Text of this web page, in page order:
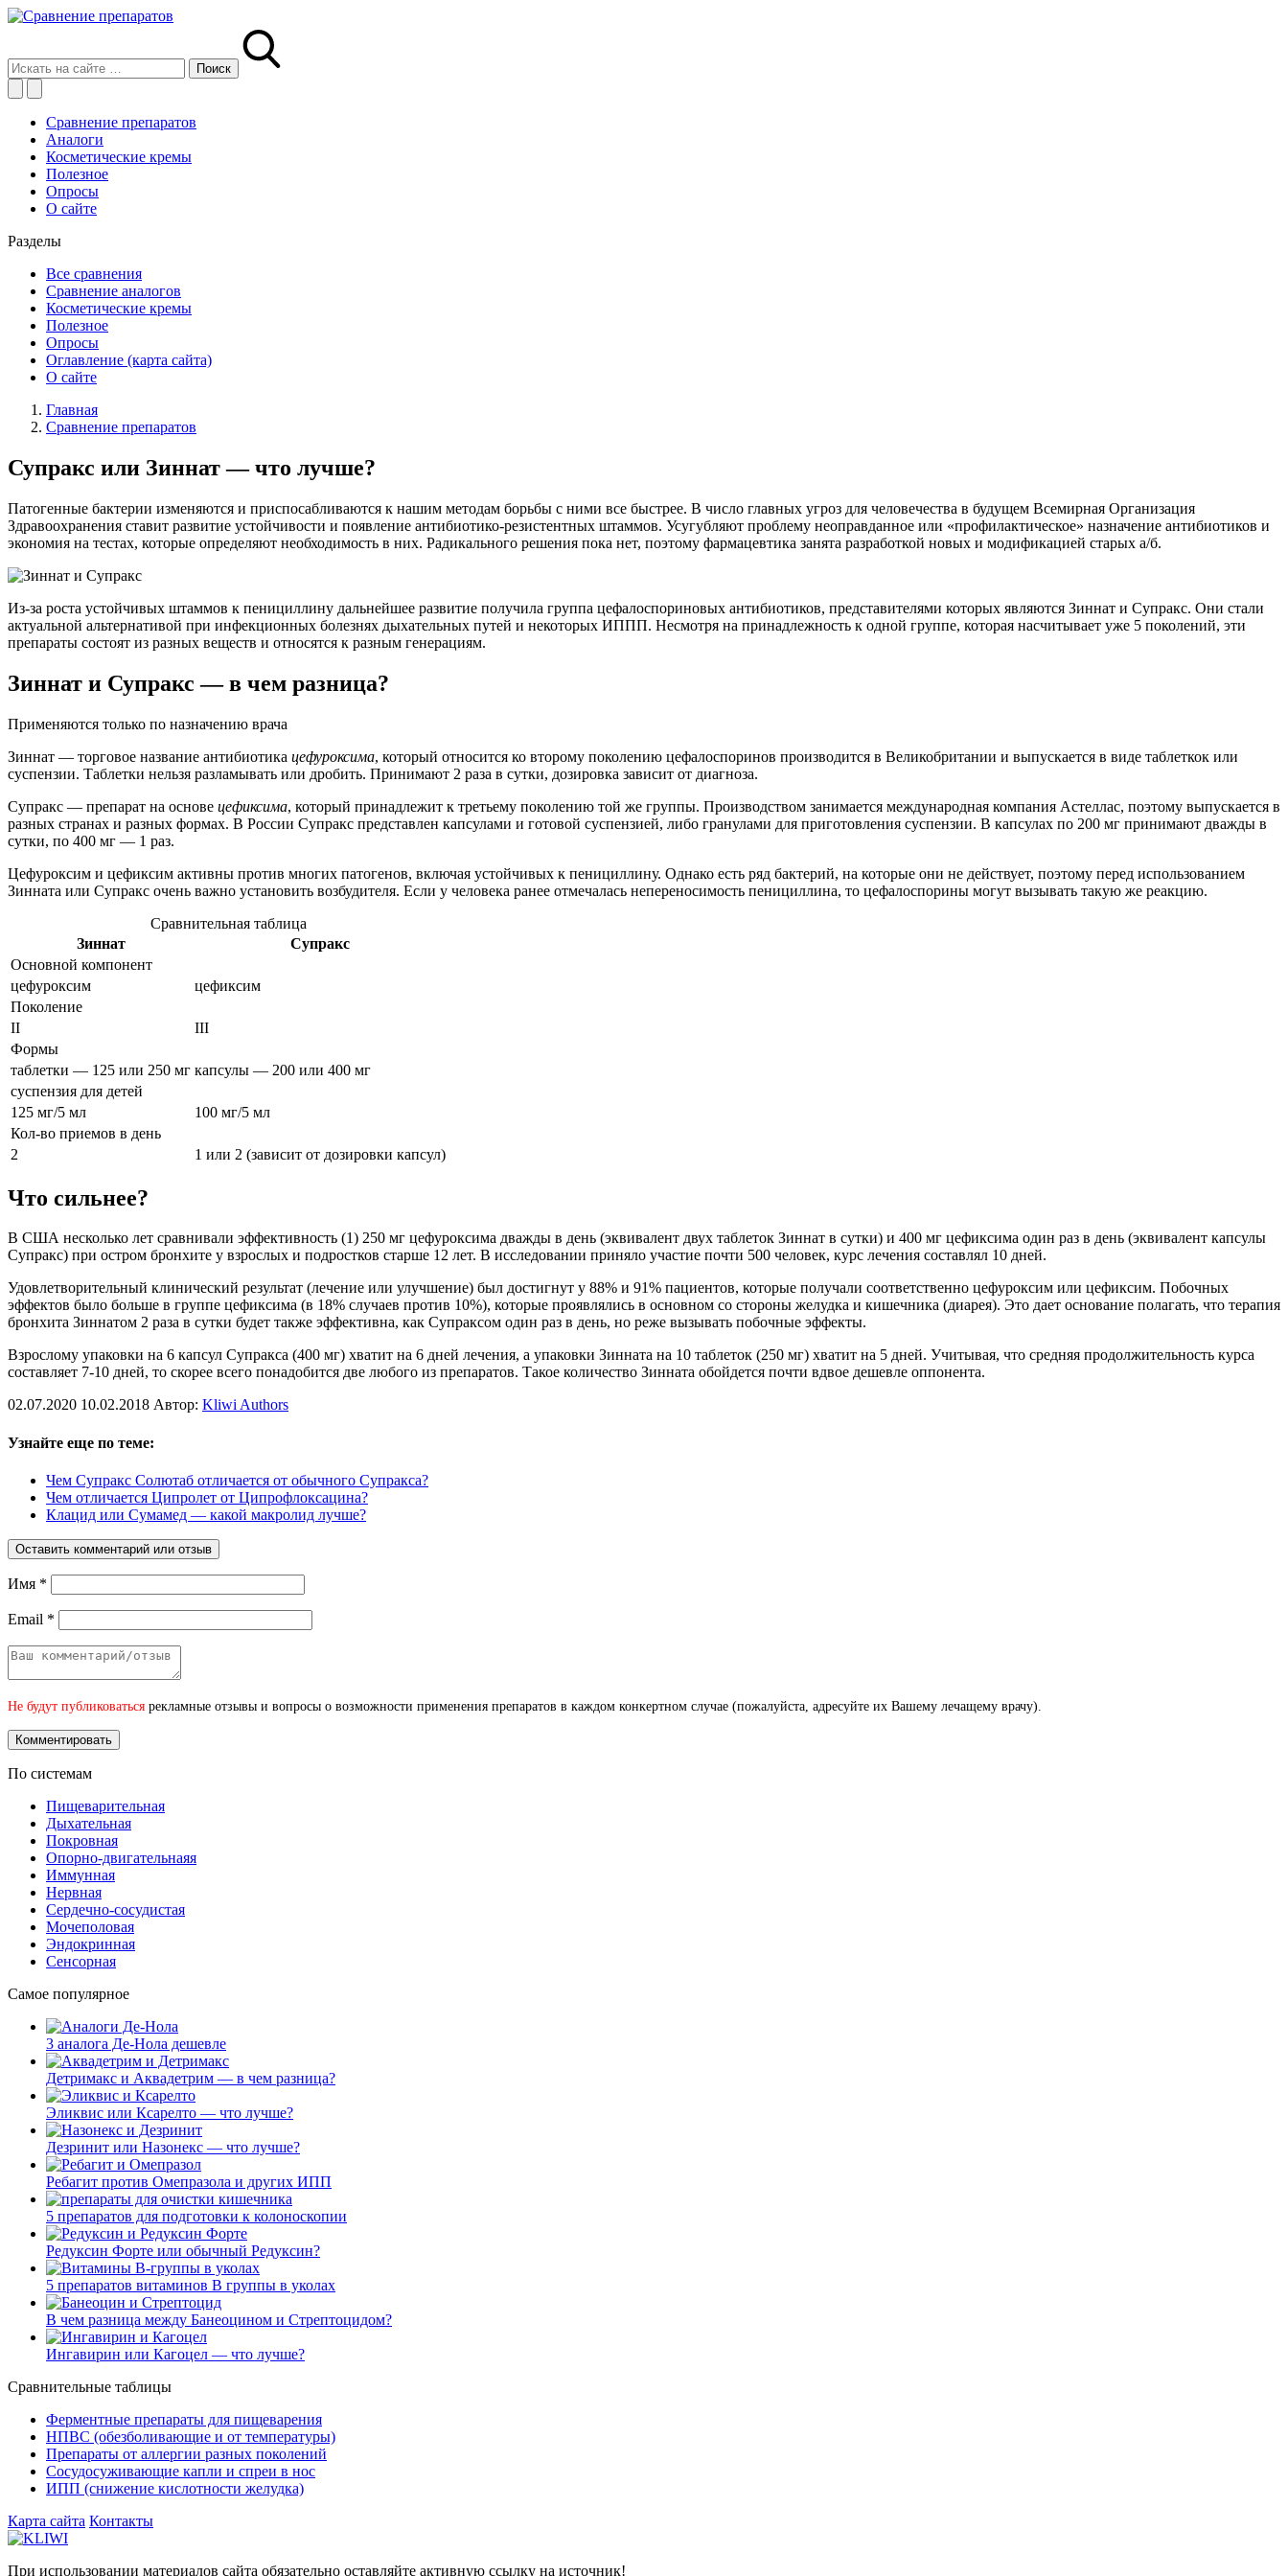
Сравнение препаратов
Аналоги
Косметические кремы
Полезное
Опросы
О сайте
Разделы
Все сравнения
Сравнение аналогов
Косметические кремы
Полезное
Опросы
Оглавление (карта сайта)
О сайте
Главная
Сравнение препаратов
Супракс или Зиннат — что лучше?
Патогенные бактерии изменяются и приспосабливаются к нашим методам борьбы с ними все быстрее. В число главных угроз для человечества в будущем Всемирная Организация
Здравоохранения ставит развитие устойчивости и появление антибиотико-резистентных штаммов. Усугубляют проблему неоправданное или «профилактическое» назначение антибиотиков и
экономия на тестах, которые определяют необходимость в них. Радикального решения пока нет, поэтому фармацевтика занята разработкой новых и модификацией старых а/б.
Из-за роста устойчивых штаммов к пенициллину дальнейшее развитие получила группа цефалоспориновых антибиотиков, представителями которых являются Зиннат и Супракс. Они стали
актуальной альтернативой при инфекционных болезнях дыхательных путей и некоторых ИППП. Несмотря на принадлежность к одной группе, которая насчитывает уже 5 поколений, эти
препараты состоят из разных веществ и относятся к разным генерациям.
Зиннат и Супракс — в чем разница?
Применяются только по назначению врача
Зиннат — торговое название антибиотика цефуроксима, который относится ко второму поколению цефалоспоринов производится в Великобритании и выпускается в виде таблеткок или
суспензии. Таблетки нельзя разламывать или дробить. Принимают 2 раза в сутки, дозировка зависит от диагноза.
Супракс — препарат на основе цефиксима, который принадлежит к третьему поколению той же группы. Производством занимается международная компания Астеллас, поэтому выпускается в
разных странах и разных формах. В России Супракс представлен капсулами и готовой суспензией, либо гранулами для приготовления суспензии. В капсулах по 200 мг принимают дважды в
сутки, по 400 мг — 1 раз.
Цефуроксим и цефиксим активны против многих патогенов, включая устойчивых к пенициллину. Однако есть ряд бактерий, на которые они не действует, поэтому перед использованием
Зинната или Супракс очень важно установить возбудителя. Если у человека ранее отмечалась непереносимость пенициллина, то цефалоспорины могут вызывать такую же реакцию.
Сравнительная таблица
Зиннат
Супракс
Основной компонент
цефуроксим
цефиксим
Поколение
II
III
Формы
таблетки — 125 или 250 мг капсулы — 200 или 400 мг
суспензия для детей
125 мг/5 мл
100 мг/5 мл
Кол-во приемов в день
2
1 или 2 (зависит от дозировки капсул)
Что сильнее?
В США несколько лет сравнивали эффективность (1) 250 мг цефуроксима дважды в день (эквивалент двух таблеток Зиннат в сутки) и 400 мг цефиксима один раз в день (эквивалент капсулы
Супракс) при остром бронхите у взрослых и подростков старше 12 лет. В исследовании приняло участие почти 500 человек, курс лечения составлял 10 дней.
Удовлетворительный клинический результат (лечение или улучшение) был достигнут у 88% и 91% пациентов, которые получали соответственно цефуроксим или цефиксим. Побочных
эффектов было больше в группе цефиксима (в 18% случаев против 10%), которые проявлялись в основном со стороны желудка и кишечника (диарея). Это дает основание полагать, что терапия
бронхита Зиннатом 2 раза в сутки будет также эффективна, как Супраксом один раз в день, но реже вызывать побочные эффекты.
Взрослому упаковки на 6 капсул Супракса (400 мг) хватит на 6 дней лечения, а упаковки Зинната на 10 таблеток (250 мг) хватит на 5 дней. Учитывая, что средняя продолжительность курса
составляет 7-10 дней, то скорее всего понадобится две любого из препаратов. Такое количество Зинната обойдется почти вдвое дешевле оппонента.
02.07.2020 10.02.2018 Автор: Kliwi Authors
Узнайте еще по теме:
Чем Супракс Солютаб отличается от обычного Супракса?
Чем отличается Ципролет от Ципрофлоксацина?
Клацид или Сумамед — какой макролид лучше?
Оставить комментарий или отзыв
Имя *
Email *
Не будут публиковаться рекламные отзывы и вопросы о возможности применения препаратов в каждом конкертном случае (пожалуйста, адресуйте их Вашему лечащему врачу).
По системам
Пищеварительная
Дыхательная
Покровная
Опорно-двигательнаяя
Иммунная
Нервная
Сердечно-сосудистая
Мочеполовая
Эндокринная
Сенсорная
Самое популярное
3 аналога Де-Нола дешевле
Детримакс и Аквадетрим — в чем разница?
Эликвис или Ксарелто — что лучше?
Дезринит или Назонекс — что лучше?
Ребагит против Омепразола и других ИПП
5 препаратов для подготовки к колоноскопии
Редуксин Форте или обычный Редуксин?
5 препаратов витаминов В группы в уколах
В чем разница между Банеоцином и Стрептоцидом?
Ингавирин или Кагоцел — что лучше?
Сравнительные таблицы
Ферментные препараты для пищеварения
НПВС (обезболивающие и от температуры)
Препараты от аллергии разных поколений
Сосудосуживающие капли и спреи в нос
ИПП (снижение кислотности желудка)
Карта сайта Контакты
При использовании материалов сайта обязательно оставляйте активную ссылку на источник!